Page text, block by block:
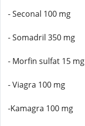
- Seconal 100 mg
- Somadril 350 mg
- Morfin sulfat 15 mg
- Viagra 100 mg
-Kamagra 100 mg